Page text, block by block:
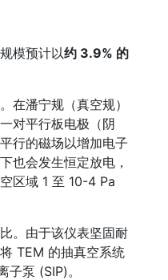
模预计以约 3.9% 的
在潘宁规（真空规）
对平行板电极（阴
行的磁场以增加电子
也会发生恒定放电，
区域 1 至 10-4 Pa
。由于该仪表坚固耐
TEM 的抽真空系统
泵 (SIP)。